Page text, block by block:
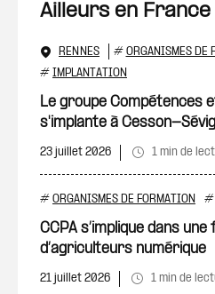
Ailleurs en France
RENNES # ORGANISMES DE
# IMPLANTATION
Le groupe Compétences
s'implante à Cesson-
23 juillet 2026 1 min de
# ORGANISMES DE FORMATION #
CCPA s’implique dans
d’agriculteurs numérique
21 juillet 2026 1 min de